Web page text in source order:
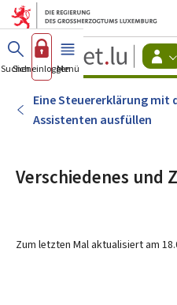
ZumZum
-
Suchen
Sich einloggen
Menü Haupt-
Eine Steuererklärung mit
Assistenten ausfüllen
Verschiedenes und
Zum letzten Mal aktualisiert am